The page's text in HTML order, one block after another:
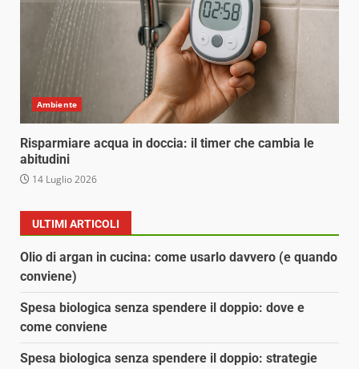
Ambiente
Risparmiare acqua in doccia: il timer che cambia le
abitudini
14 Luglio 2026
ULTIMI ARTICOLI
Olio di argan in cucina: come usarlo davvero (e quando
conviene)
Spesa biologica senza spendere il doppio: dove e
come conviene
Spesa biologica senza spendere il doppio: strategie